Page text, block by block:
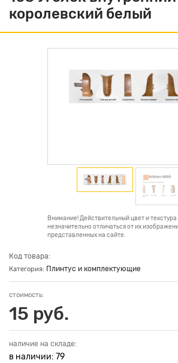
королевский белый
Внимание! Действительный цвет и текстура
незначительно отличаться от их
представленных на сайте.
Код товара:
Категория: Плинтус и комплектующие
стоимость:
15 руб.
наличие на складе:
в наличии: 79